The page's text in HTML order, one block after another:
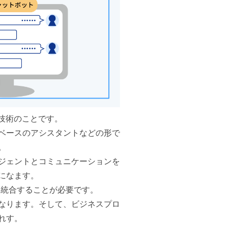
のことです。
ースのアシスタントなどの形で
ェントとコミュニケーションを
ます。
合することが必要です。
ります。そして、ビジネスプロ
。